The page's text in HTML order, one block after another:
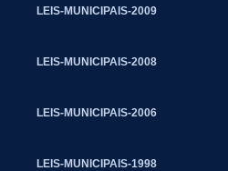
LEIS-MUNICIPAIS-2009
LEIS-MUNICIPAIS-2008
LEIS-MUNICIPAIS-2006
LEIS-MUNICIPAIS-1998